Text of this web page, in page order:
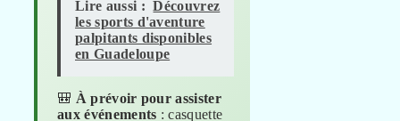
Lire aussi : Découvrez
les sports d'aventure
palpitants disponibles
en Guadeloupe
🎒 À prévoir pour assister
aux événements : casquette